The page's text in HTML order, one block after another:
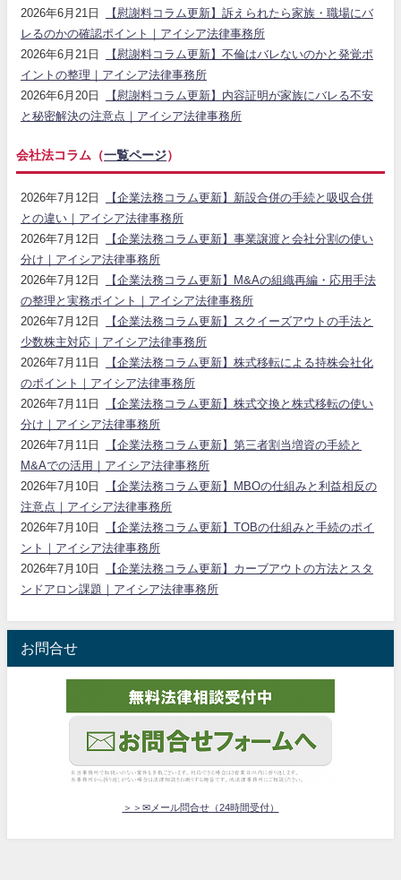
2026年6月21日
【慰謝料コラム更新】訴えられたら家族・職場にバ
レるのかの確認ポイント｜アイシア法律事務所
2026年6月21日
【慰謝料コラム更新】不倫はバレないのかと発覚ポ
イントの整理｜アイシア法律事務所
2026年6月20日
【慰謝料コラム更新】内容証明が家族にバレる不安
と秘密解決の注意点｜アイシア法律事務所
会社法コラム（一覧ページ）
2026年7月12日
【企業法務コラム更新】新設合併の手続と吸収合併
との違い｜アイシア法律事務所
2026年7月12日
【企業法務コラム更新】事業譲渡と会社分割の使い
分け｜アイシア法律事務所
2026年7月12日
【企業法務コラム更新】M&Aの組織再編・応用手法
の整理と実務ポイント｜アイシア法律事務所
2026年7月12日
【企業法務コラム更新】スクイーズアウトの手法と
少数株主対応｜アイシア法律事務所
2026年7月11日
【企業法務コラム更新】株式移転による持株会社化
のポイント｜アイシア法律事務所
2026年7月11日
【企業法務コラム更新】株式交換と株式移転の使い
分け｜アイシア法律事務所
2026年7月11日
【企業法務コラム更新】第三者割当増資の手続と
M&Aでの活用｜アイシア法律事務所
2026年7月10日
【企業法務コラム更新】MBOの仕組みと利益相反の
注意点｜アイシア法律事務所
2026年7月10日
【企業法務コラム更新】TOBの仕組みと手続のポイ
ント｜アイシア法律事務所
2026年7月10日
【企業法務コラム更新】カーブアウトの方法とスタ
ンドアロン課題｜アイシア法律事務所
お問合せ
＞＞✉メール問合せ（24時間受付）